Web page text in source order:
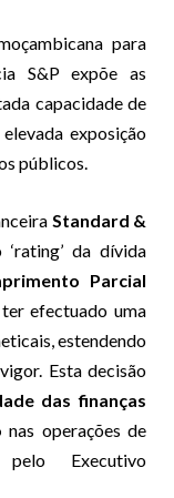
para
S&P expõe as
capacidade de
exposição
públicos.
Standard &
da dívida
Parcial
efectuado uma
estendendo
Esta decisão
das finanças
nas operações de
Executivo